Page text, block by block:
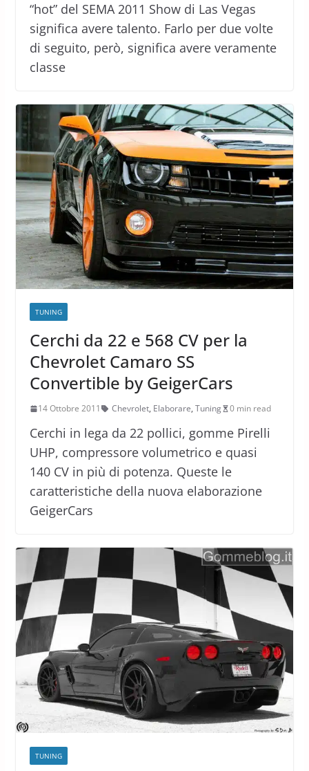
“hot” del SEMA 2011 Show di Las Vegas
significa avere talento. Farlo per due volte
di seguito, però, significa avere veramente
classe
TUNING
Cerchi da 22 e 568 CV per la
Chevrolet Camaro SS
Convertible by GeigerCars
14 Ottobre 2011 Chevrolet, Elaborare, Tuning 0 min read
Cerchi in lega da 22 pollici, gomme Pirelli
UHP, compressore volumetrico e quasi
140 CV in più di potenza. Queste le
caratteristiche della nuova elaborazione
GeigerCars
TUNING